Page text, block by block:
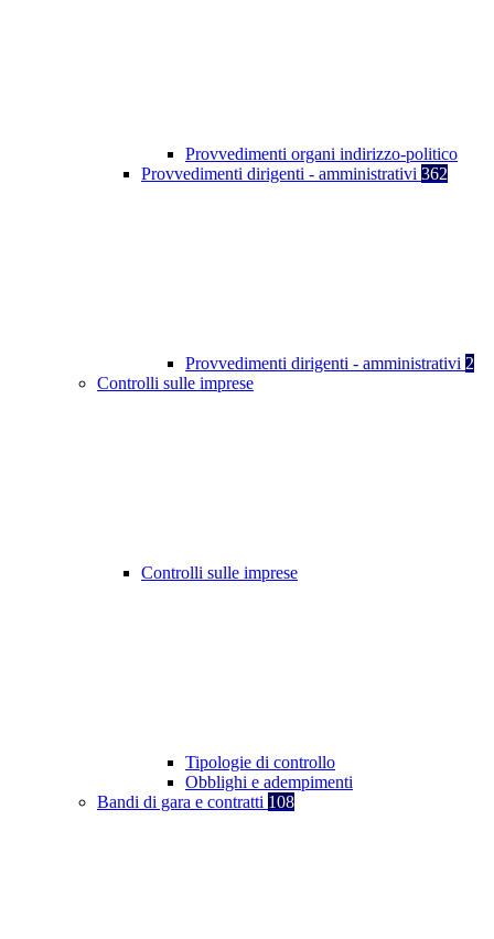
Provvedimenti organi indirizzo-politico
Provvedimenti dirigenti - amministrativi 362
Provvedimenti dirigenti - amministrativi 2
Controlli sulle imprese
Controlli sulle imprese
Tipologie di controllo
Obblighi e adempimenti
Bandi di gara e contratti 108